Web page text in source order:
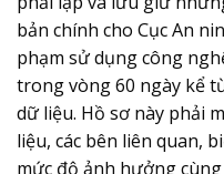
bản chính cho Cục An
phạm sử dụng công
trong vòng 60 ngày kể
dữ liệu. Hồ sơ này phải
liệu, các bên liên quan,
mức độ ảnh hưởng